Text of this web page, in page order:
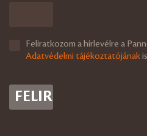
Feliratkozom a hírlevélre a
Adatvédelmi tájékoztatójának